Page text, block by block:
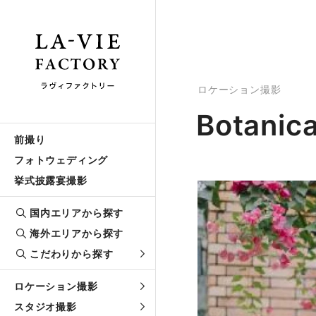
前撮り
フォトウェディング
挙式披露宴撮影
国内エリアから探す
海外エリアから探す
こだわりから探す
ロケーション撮影
スタジオ撮影
ロケーション撮影